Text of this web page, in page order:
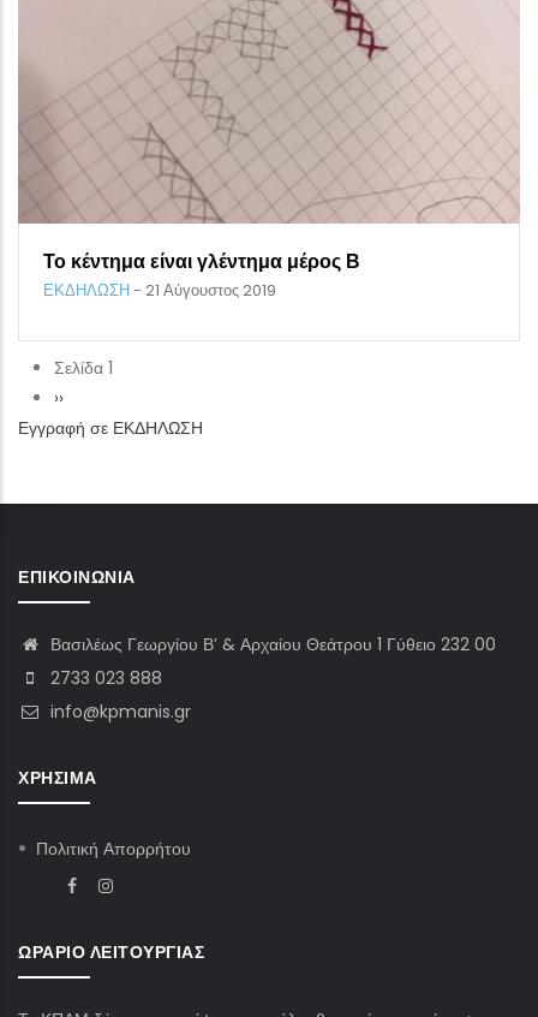
Το κέντημα είναι γλέντημα μέρος Β
ΕΚΔΗΛΩΣΗ- 21 Αύγουστος 2019
Σελιδοποίηση
Σελίδα 1
Next
page
››
Εγγραφή σε ΕΚΔΗΛΩΣΗ
ΕΠΙΚΟΙΝΩΝΊΑ
Βασιλέως Γεωργίου Β’ & Αρχαίου Θεάτρου 1 Γύθειο 232 00
2733 023 888
info@kpmanis.gr
ΧΡΉΣΙΜΑ
Πολιτική Απορρήτου
ΩΡΆΡΙΟ ΛΕΙΤΟΥΡΓΊΑΣ